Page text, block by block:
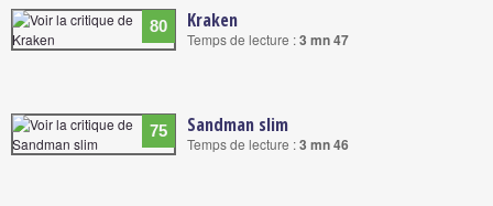
80 Kraken
Temps de lecture :3 mn 47
75 Sandman slim
Temps de lecture :3 mn 46